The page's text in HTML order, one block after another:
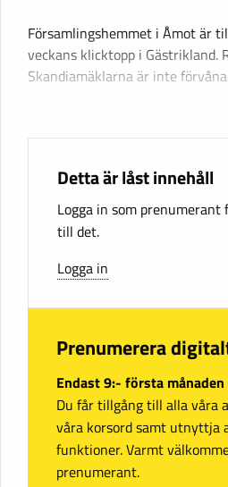
Församlingshemmet i Åmot är
veckans klicktopp i Gästrikland.
Skandiamäklarna är inte
Detta är låst innehåll
Logga in som
till det.
Logga in
Prenumerera
Endast 9:- första månaden
Du får tillgång till alla våra
våra korsord samt utnyttja
funktioner. Varmt
prenumerant.